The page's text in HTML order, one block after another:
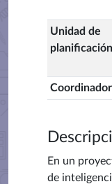
Unidad de
planificación
Coordinador
En un
de